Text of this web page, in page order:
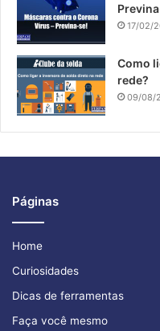
17/02/
Como
rede?
09/08/
Páginas
Home
Curiosidades
Dicas de ferramentas
Faça você mesmo